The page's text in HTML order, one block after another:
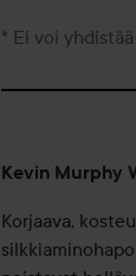
* Ei voi
Kevin Murphy
Korjaava,